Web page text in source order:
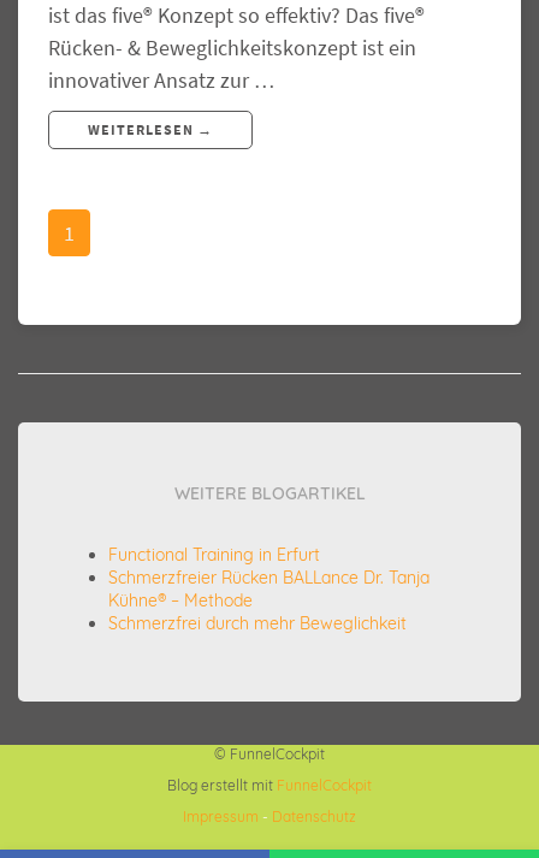
ist das five® Konzept so effektiv? Das five®
Rücken- & Beweglichkeitskonzept ist ein
innovativer Ansatz zur …
WEITERLESEN →
1
WEITERE BLOGARTIKEL
Functional Training in Erfurt
Schmerzfreier Rücken BALLance Dr. Tanja
Kühne® – Methode
Schmerzfrei durch mehr Beweglichkeit
© FunnelCockpit
Blog erstellt mit FunnelCockpit
Impressum - Datenschutz